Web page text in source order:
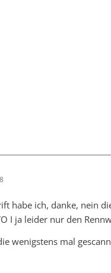
habe ich, danke, nein
I ja leider nur den
wenigstens mal